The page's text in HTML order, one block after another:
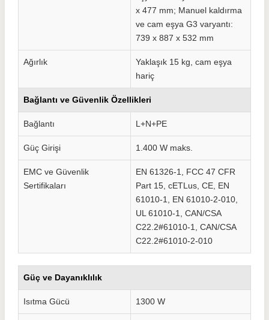
x 477 mm; Manuel kaldırma
ve cam eşya G3 varyantı:
739 x 887 x 532 mm
Ağırlık
Yaklaşık 15 kg, cam eşya
hariç
Bağlantı ve Güvenlik Özellikleri
Bağlantı L+N+PE
Güç Girişi 1.400 W maks.
EMC ve Güvenlik
Sertifikaları
EN 61326-1, FCC 47 CFR
Part 15, cETLus, CE, EN
61010-1, EN 61010-2-010,
UL 61010-1, CAN/CSA
C22.2#61010-1, CAN/CSA
C22.2#61010-2-010
Güç ve Dayanıklılık
Isıtma Gücü 1300 W